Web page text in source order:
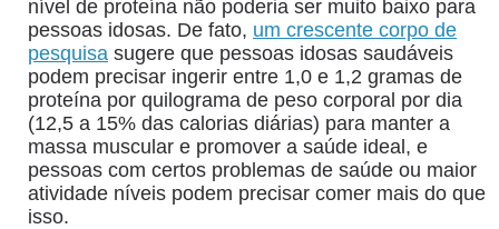
nível de proteína não poderia ser muito baixo para
pessoas idosas. De fato, um crescente corpo de
pesquisa sugere que pessoas idosas saudáveis ​​
podem precisar ingerir entre 1,0 e 1,2 gramas de
proteína por quilograma de peso corporal por dia
(12,5 a 15% das calorias diárias) para manter a
massa muscular e promover a saúde ideal, e
pessoas com certos problemas de saúde ou maior
atividade níveis podem precisar comer mais do que
isso.